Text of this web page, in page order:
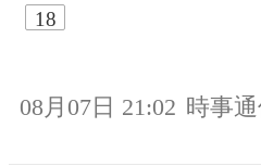
18
08月07日 21:02 時事